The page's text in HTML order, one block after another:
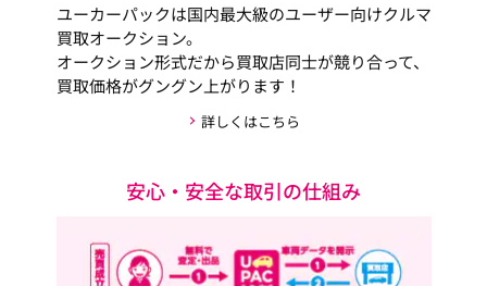
ユーカーパックは国内最大級のユーザー向けクルマ
買取オークション。
オークション形式だから買取店同士が競り合って、
買取価格がグングン上がります！
詳しくはこちら
安心・安全な取引の仕組み